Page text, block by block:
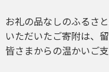
お礼の品なしのふるさと
いただいたご寄附は、
皆さまからの温かいご